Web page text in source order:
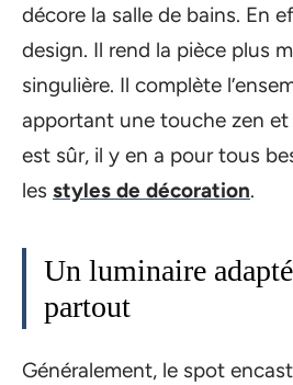
décore la salle de bains. En
design. Il rend la pièce plus
singulière. Il complète
apportant une touche zen et
est sûr, il y en a pour tous
les styles de décoration.
Un luminaire
partout
Généralement, le spot